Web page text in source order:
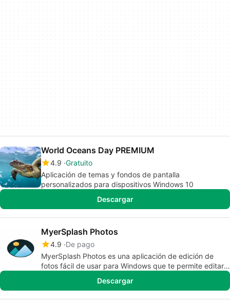
World Oceans Day PREMIUM
4.9 Gratuito
Aplicación de temas y fondos de pantalla
personalizados para dispositivos Windows 10
Descargar
MyerSplash Photos
4.9 De pago
MyerSplash Photos es una aplicación de edición de
fotos fácil de usar para Windows que te permite editar
Descargar